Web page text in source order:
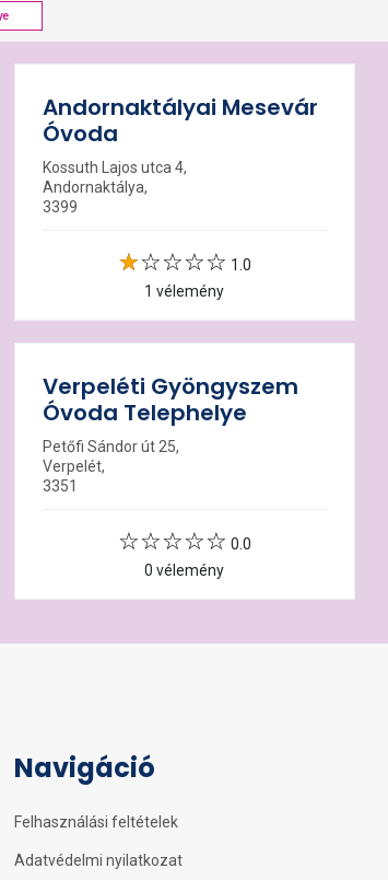
Andornaktályai Mesevár
Óvoda
Kossuth Lajos utca 4,
Andornaktálya,
3399
1.0
1 vélemény
Verpeléti Gyöngyszem
Óvoda Telephelye
Petőfi Sándor út 25,
Verpelét,
3351
0.0
0 vélemény
Navigáció
Felhasználási feltételek
Adatvédelmi nyilatkozat